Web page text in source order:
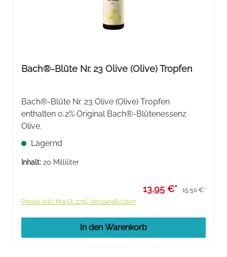
Bach®-Blüte Nr. 23 Olive (Olive) Tropfen
Bach®-Blüte Nr. 23 Olive (Olive) Tropfen
enthalten 0,2% Original Bach®-Blütenessenz
Olive.
Lagernd
Inhalt: 20 Milliliter
13,95 €* 15,50 €*
Preise inkl. MwSt. zzgl. Versandkosten
In den Warenkorb